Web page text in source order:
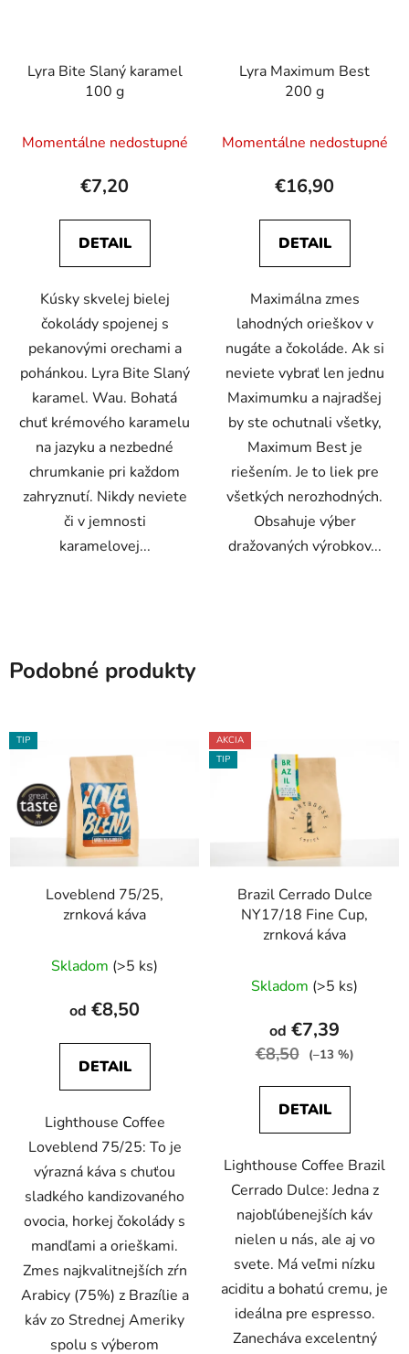
Lyra Bite Slaný karamel
100 g
Momentálne nedostupné
€7,20
DETAIL
Kúsky skvelej bielej
čokolády spojenej s
pekanovými orechami a
pohánkou. Lyra Bite Slaný
karamel. Wau. Bohatá
chuť krémového karamelu
na jazyku a nezbedné
chrumkanie pri každom
zahryznutí. Nikdy neviete
či v jemnosti
karamelovej...
Lyra Maximum Best
200 g
Momentálne nedostupné
€16,90
DETAIL
Maximálna zmes
lahodných orieškov v
nugáte a čokoláde. Ak si
neviete vybrať len jednu
Maximumku a najradšej
by ste ochutnali všetky,
Maximum Best je
riešením. Je to liek pre
všetkých nerozhodných.
Obsahuje výber
dražovaných výrobkov...
Podobné produkty
TIP
Loveblend 75/25,
zrnková káva
Skladom (>5 ks)
od €8,50
DETAIL
Lighthouse Coffee
Loveblend 75/25: To je
výrazná káva s chuťou
sladkého kandizovaného
ovocia, horkej čokolády s
mandľami a orieškami.
Zmes najkvalitnejších zŕn
Arabicy (75%) z Brazílie a
káv zo Strednej Ameriky
spolu s výberom
AKCIA
TIP
Brazil Cerrado Dulce
NY17/18 Fine Cup,
zrnková káva
hodnotenie
produktu
je
5
Skladom (>5 ks)
od €7,39
€8,50 (–13 %)
DETAIL
Lighthouse Coffee Brazil
Cerrado Dulce: Jedna z
najobľúbenejších káv
nielen u nás, ale aj vo
svete. Má veľmi nízku
aciditu a bohatú cremu, je
ideálna pre espresso.
Zanecháva excelentný